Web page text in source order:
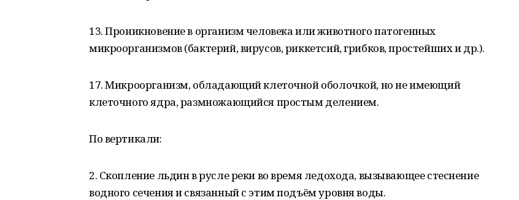
13. Проникновение в организм человека или животного патогенных
микроорганизмов (бактерий, вирусов, риккетсий, грибков, простейших и др.).
17. Микроорганизм, обладающий клеточной оболочкой, но не имеющий
клеточного ядра, размножающийся простым делением.
По вертикали:
2. Скопление льдин в русле реки во время ледохода, вызывающее стеснение
водного сечения и связанный с этим подъём уровня воды.